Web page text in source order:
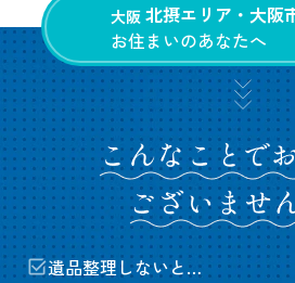
大阪 北摂エリア・大阪
お住まいのあなたへ
遺品整理しないと…